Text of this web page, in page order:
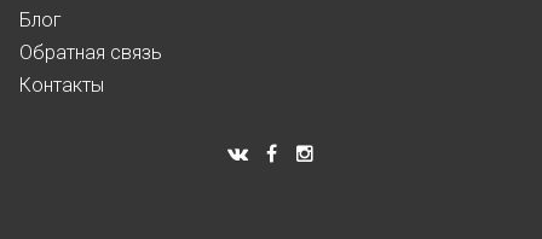
Блог
Обратная связь
Контакты